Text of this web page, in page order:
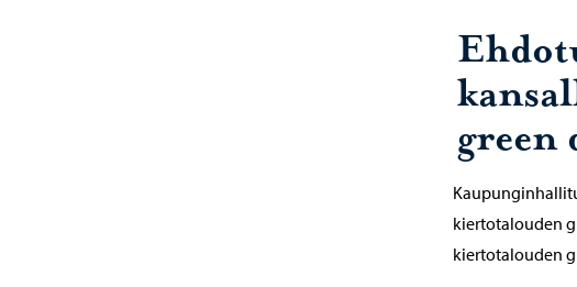
green
kiertotalouden
kiertotalouden